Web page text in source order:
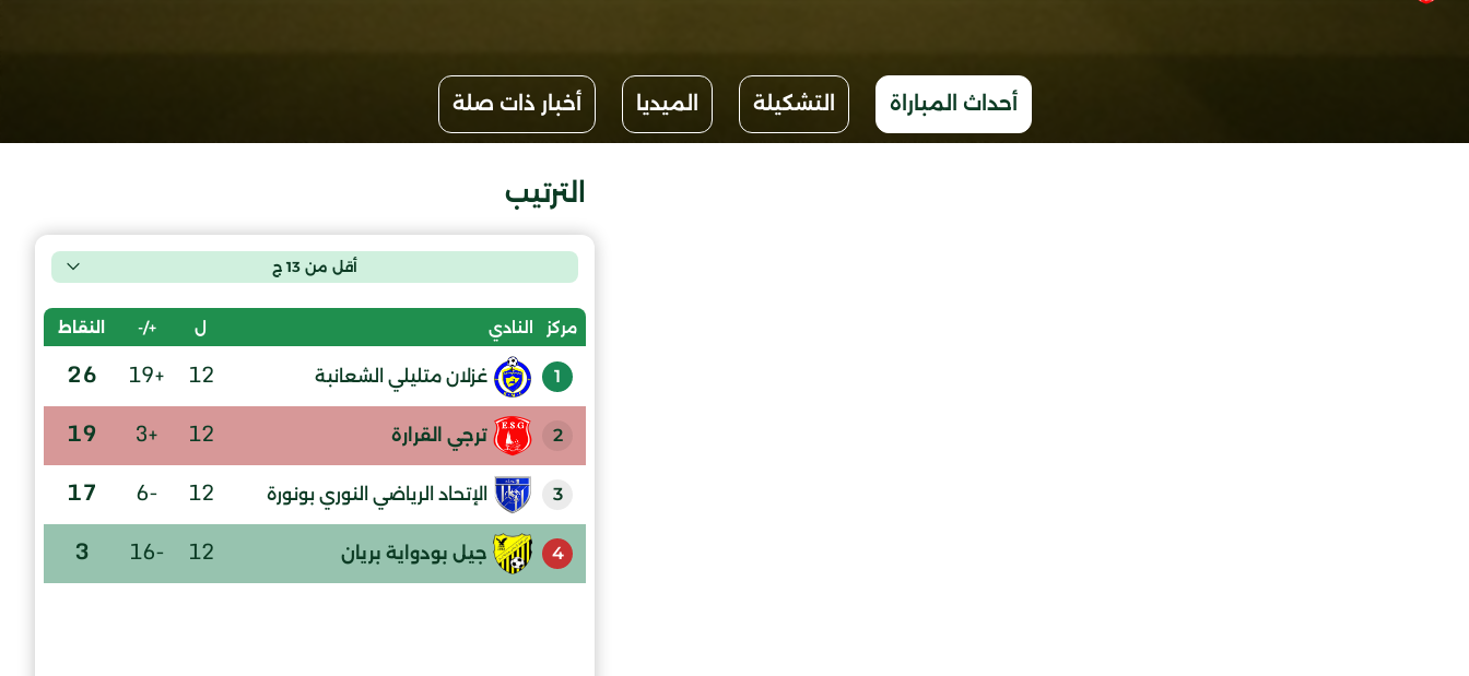
أحداث المباراة التشكيلة الميديا أخبار ذات صلة
الترتيب
أقل من 13 ج
مركز النادي ل +/- النقاط
1 غزلان متليلي الشعانبة 12
+19
26
2 ترجي القرارة 12
+3
19
3 الإتحاد الرياضي النوري بونورة 12
-6
17
4 جيل بودواية بريان 12
-16
3